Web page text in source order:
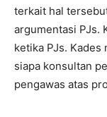
terkait hal
argumentasi PJs.
ketika PJs.
siapa konsultan
pengawas atas